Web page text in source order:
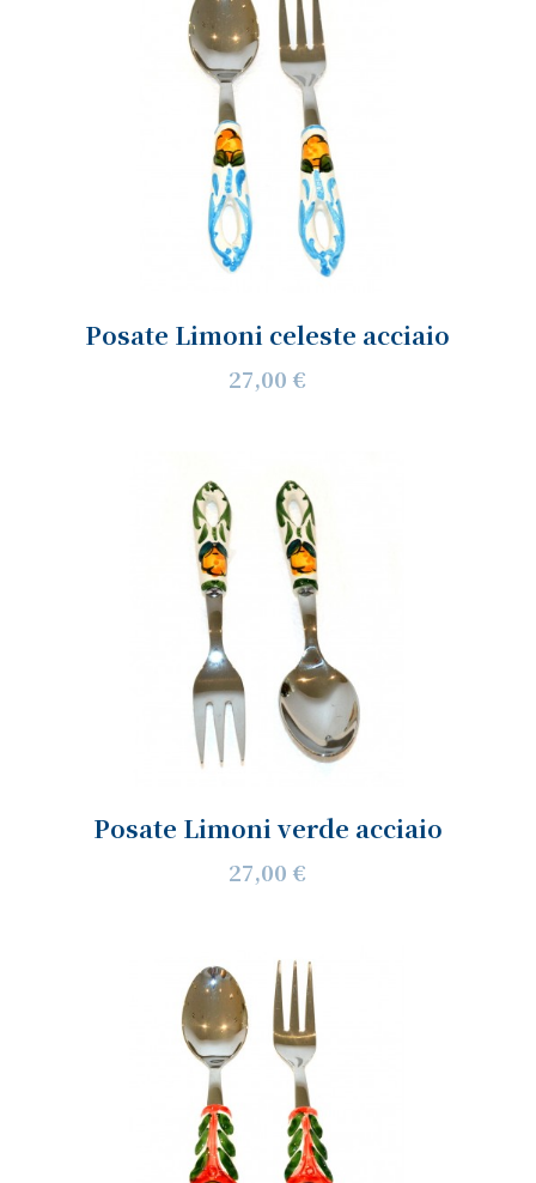
Posate Limoni celeste acciaio
27,00 €
Posate Limoni verde acciaio
27,00 €